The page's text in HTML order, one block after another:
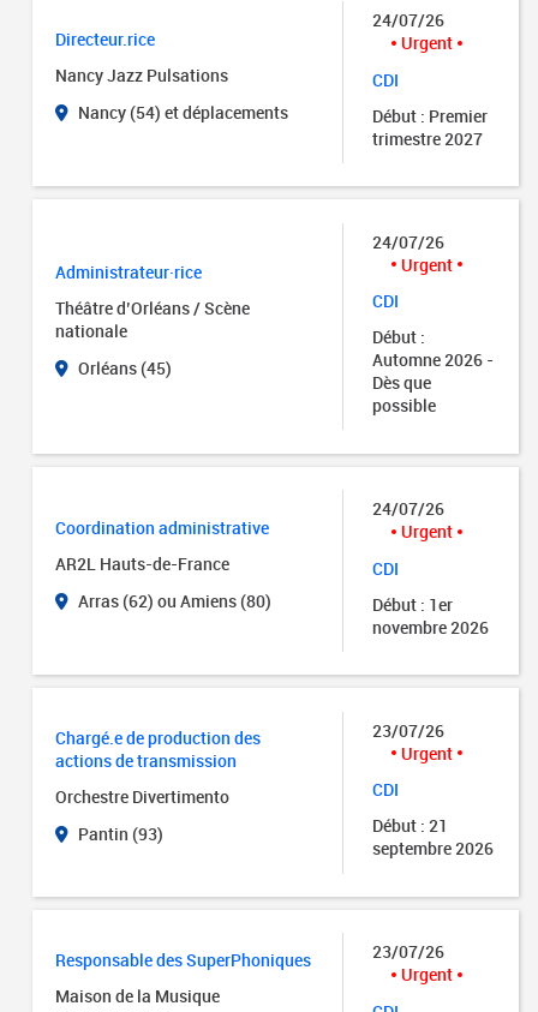
Directeur.rice
Nancy Jazz Pulsations
Nancy (54) et déplacements
24/07/26
Urgent
CDI
Début : Premier
trimestre 2027
Administrateur·rice
Théâtre d’Orléans / Scène
nationale
Orléans (45)
24/07/26
Urgent
CDI
Début :
Automne 2026 -
Dès que
possible
Coordination administrative
AR2L Hauts-de-France
Arras (62) ou Amiens (80)
24/07/26
Urgent
CDI
Début : 1er
novembre 2026
Chargé.e de production des
actions de transmission
Orchestre Divertimento
Pantin (93)
23/07/26
Urgent
CDI
Début : 21
septembre 2026
Responsable des SuperPhoniques
Maison de la Musique
23/07/26
Urgent